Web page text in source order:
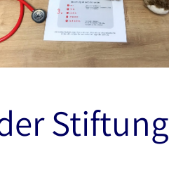
Stiftung